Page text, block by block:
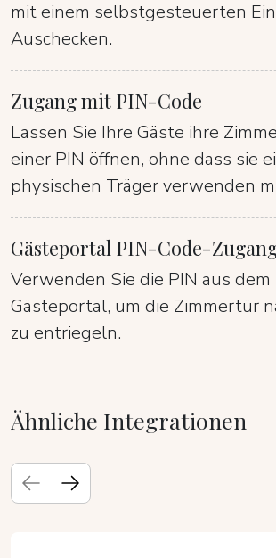
mit einem selbstgesteuerten
Auschecken.
Zugang mit PIN-Code
Lassen Sie Ihre Gäste ihre
einer PIN öffnen, ohne dass sie
physischen Träger verwenden
Gästeportal PIN-Code-
Verwenden Sie die PIN aus dem
Gästeportal, um die Zimmertür
zu entriegeln.
Ähnliche Integrationen